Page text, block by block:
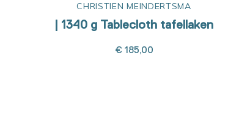
CHRISTIEN MEINDERTSMA
| 1340 g Tablecloth tafellaken
€ 185,00